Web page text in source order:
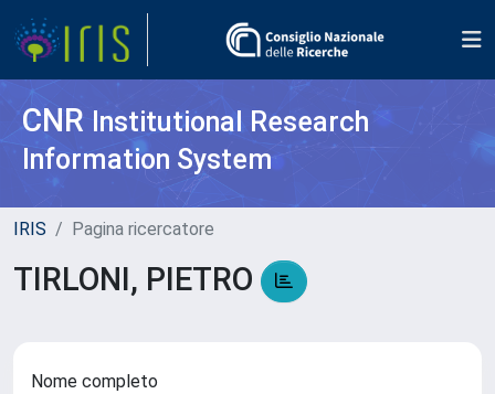
CNR Institutional Research
Information System
IRIS Pagina ricercatore
TIRLONI, PIETRO
Nome completo